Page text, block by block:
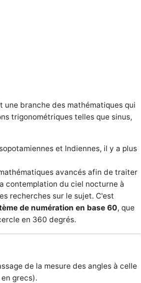
une branche des mathématiques qui
trigonométriques telles que sinus,
et Indiennes, il y a plus
avancés afin de traiter
contemplation du ciel nocturne à
recherches sur le sujet. C'est
de numération en base 60, que
en 360 degrés.
de la mesure des angles à celle
grecs).